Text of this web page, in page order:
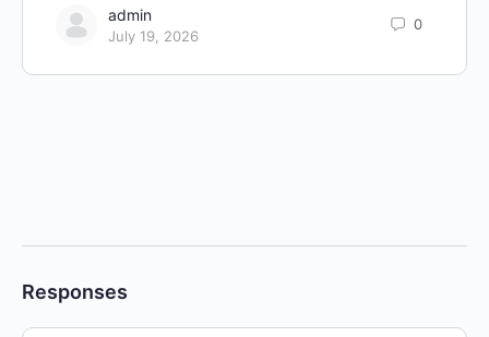
admin
July 19, 2026
0
Responses